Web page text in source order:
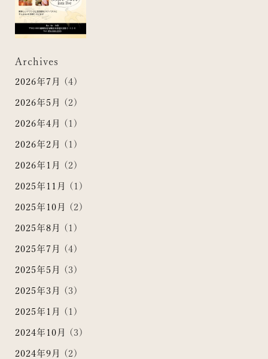
Archives
2026年7月 (4)
2026年5月 (2)
2026年4月 (1)
2026年2月 (1)
2026年1月 (2)
2025年11月 (1)
2025年10月 (2)
2025年8月 (1)
2025年7月 (4)
2025年5月 (3)
2025年3月 (3)
2025年1月 (1)
2024年10月 (3)
2024年9月 (2)